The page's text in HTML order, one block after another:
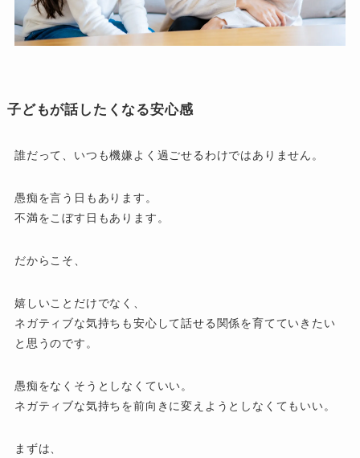
子どもが話したくなる安心感
誰だって、いつも機嫌よく過ごせるわけではありません。
愚痴を言う日もあります。
不満をこぼす日もあります。
だからこそ、
嬉しいことだけでなく、
ネガティブな気持ちも安心して話せる関係を育てていきたい
と思うのです。
愚痴をなくそうとしなくていい。
ネガティブな気持ちを前向きに変えようとしなくてもいい。
まずは、